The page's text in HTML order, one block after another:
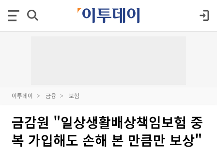
이투데이 금융 보험
금감원 "일상생활배상책임보험 중
복 가입해도 손해 본 만큼만 보상"